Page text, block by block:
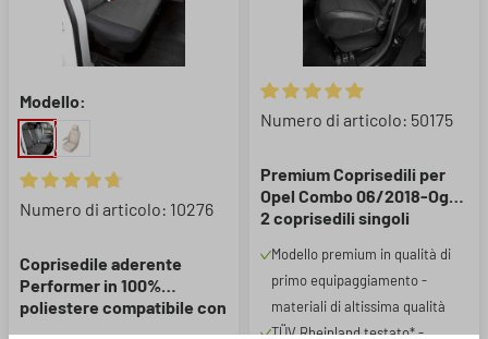
Modello:
Valutazione media di 4.67 su 5 stelle
Numero di articolo: 10276
Coprisedile aderente
Performer in 100%
poliestere compatibile con
Valutazione media di 5 su 5
Numero di articolo: 50175
Premium Coprisedili per
Opel Combo 06/2018-Oggi,
2 coprisedili singoli
Modello premium in qualità di
primo equipaggiamento -
materiali di altissima qualità
TÜV Rheinland testato* -